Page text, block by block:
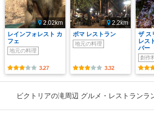
2.02km
レインフォレスト カ
フェ
地元の料理
3.27
2.2km
ボマ レストラン
地元の料理
3.32
ザ ス
レス
バー
創作
ビクトリアの滝周辺 グルメ・レストランラ